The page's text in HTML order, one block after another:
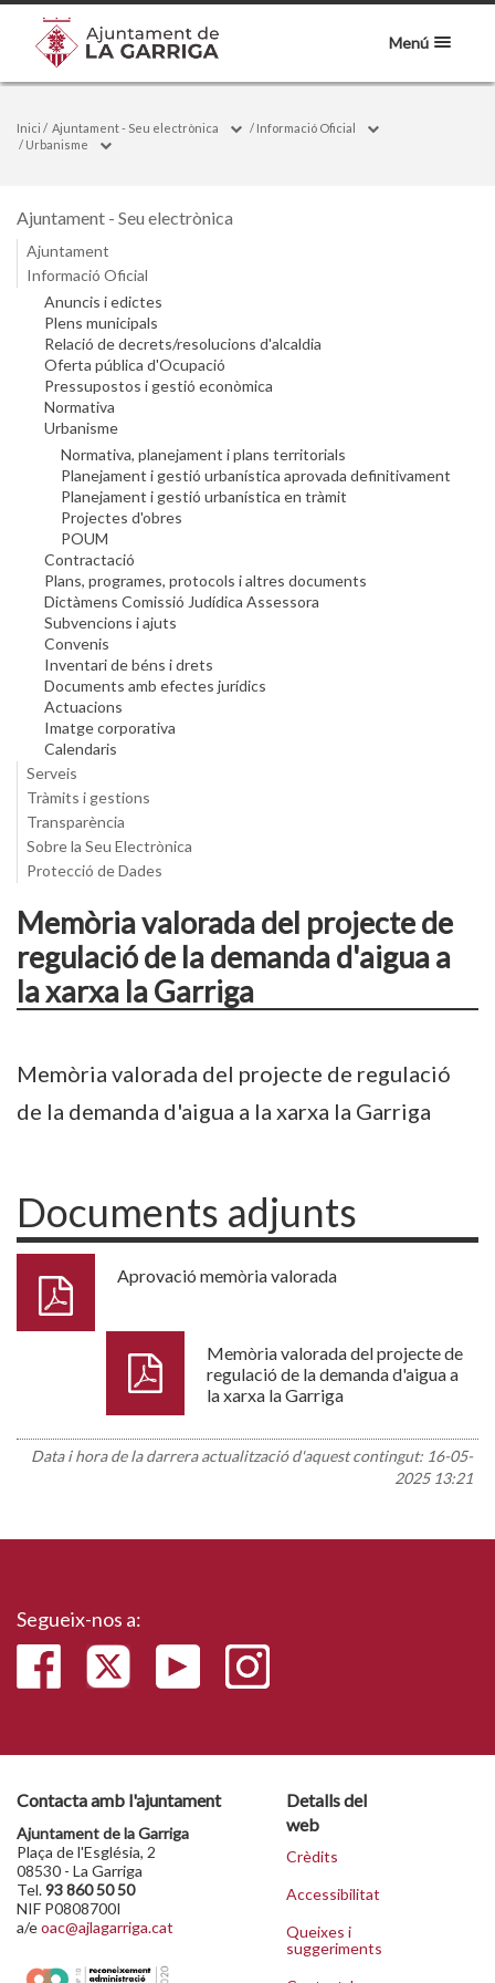
Menú
Inici / Ajuntament - Seu electrònica / Informació Oficial
/ Urbanisme
Ajuntament - Seu electrònica
Ajuntament
Informació Oficial
Anuncis i edictes
Plens municipals
Relació de decrets/resolucions d'alcaldia
Oferta pública d'Ocupació
Pressupostos i gestió econòmica
Normativa
Urbanisme
Normativa, planejament i plans territorials
Planejament i gestió urbanística aprovada definitivament
Planejament i gestió urbanística en tràmit
Projectes d'obres
POUM
Contractació
Plans, programes, protocols i altres documents
Dictàmens Comissió Judídica Assessora
Subvencions i ajuts
Convenis
Inventari de béns i drets
Documents amb efectes jurídics
Actuacions
Imatge corporativa
Calendaris
Serveis
Tràmits i gestions
Transparència
Sobre la Seu Electrònica
Protecció de Dades
Memòria valorada del projecte de
regulació de la demanda d'aigua a
la xarxa la Garriga
Memòria valorada del projecte de regulació
de la demanda d'aigua a la xarxa la Garriga
Documents adjunts
Aprovació memòria valorada
Memòria valorada del projecte de
regulació de la demanda d'aigua a
la xarxa la Garriga
Data i hora de la darrera actualització d'aquest contingut: 16-05-
2025 13:21
Segueix-nos a:
Contacta amb l'ajuntament
Ajuntament de la Garriga
Plaça de l'Església, 2
08530 - La Garriga
Tel.93 860 50 50
NIF P0808700I
a/eoac@ajlagarriga.cat
Detalls del
web
Crèdits
Accessibilitat
Queixes i
suggeriments